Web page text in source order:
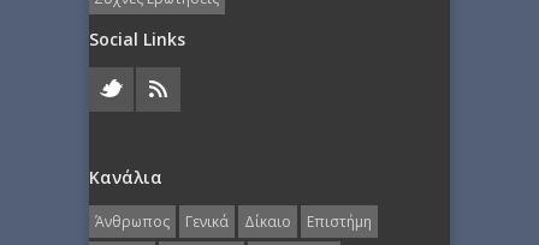
Social Links
Κανάλια
Άνθρωπος Γενικά Δίκαιο
Επιστήμη